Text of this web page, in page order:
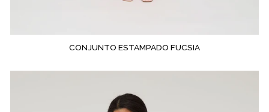
CONJUNTO ESTAMPADO FUCSIA